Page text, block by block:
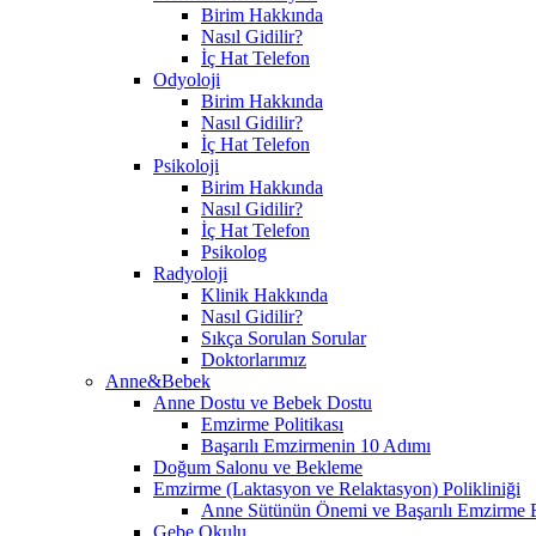
Birim Hakkında
Nasıl Gidilir?
İç Hat Telefon
Odyoloji
Birim Hakkında
Nasıl Gidilir?
İç Hat Telefon
Psikoloji
Birim Hakkında
Nasıl Gidilir?
İç Hat Telefon
Psikolog
Radyoloji
Klinik Hakkında
Nasıl Gidilir?
Sıkça Sorulan Sorular
Doktorlarımız
Anne&Bebek
Anne Dostu ve Bebek Dostu
Emzirme Politikası
Başarılı Emzirmenin 10 Adımı
Doğum Salonu ve Bekleme
Emzirme (Laktasyon ve Relaktasyon) Polikliniği
Anne Sütünün Önemi ve Başarılı Emzirme
Gebe Okulu